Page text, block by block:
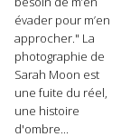
évader pour m’en
approcher." La
photographie de
Sarah Moon est
une fuite du réel,
une histoire
d'ombre...